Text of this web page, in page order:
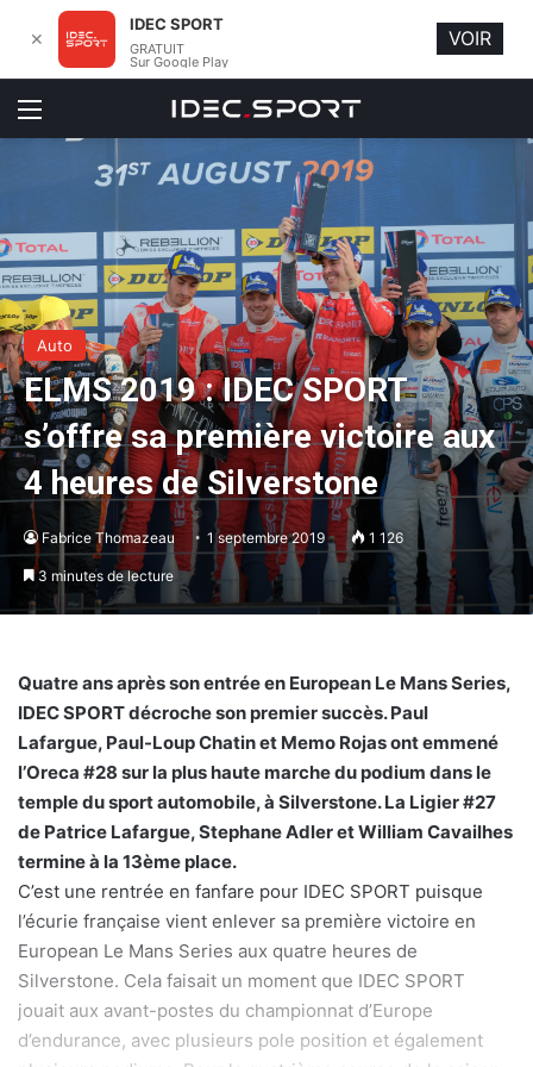
Menu
Auto
ELMS 2019 : IDEC SPORT
s’offre sa première victoire aux
4 heures de Silverstone
Fabrice Thomazeau 1 septembre 2019 1 126
3 minutes de lecture
Quatre ans après son entrée en European Le Mans Series,
IDEC SPORT décroche son premier succès. Paul
Lafargue, Paul-Loup Chatin et Memo Rojas ont emmené
l’Oreca #28 sur la plus haute marche du podium dans le
temple du sport automobile, à Silverstone. La Ligier #27
de Patrice Lafargue, Stephane Adler et William Cavailhes
termine à la 13ème place.
C’est une rentrée en fanfare pour IDEC SPORT puisque
l’écurie française vient enlever sa première victoire en
European Le Mans Series aux quatre heures de
Silverstone. Cela faisait un moment que IDEC SPORT
jouait aux avant-postes du championnat d’Europe
d’endurance, avec plusieurs pole position et également
✕
IDEC SPORT
GRATUIT
Sur Google Play
VOIR